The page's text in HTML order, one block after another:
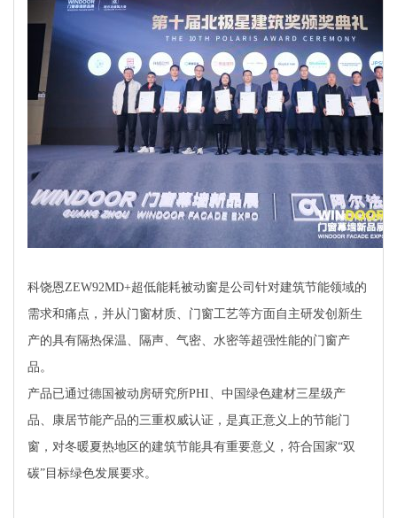
科饶恩ZEW92MD+超低能耗被动窗是公司针对建筑节能领域的
需求和痛点，并从门窗材质、门窗工艺等方面自主研发创新生
产的具有隔热保温、隔声、气密、水密等超强性能的门窗产
品。
产品已通过德国被动房研究所PHI、中国绿色建材三星级产
品、康居节能产品的三重权威认证，是真正意义上的节能门
窗，对冬暖夏热地区的建筑节能具有重要意义，符合国家“双
碳”目标绿色发展要求。